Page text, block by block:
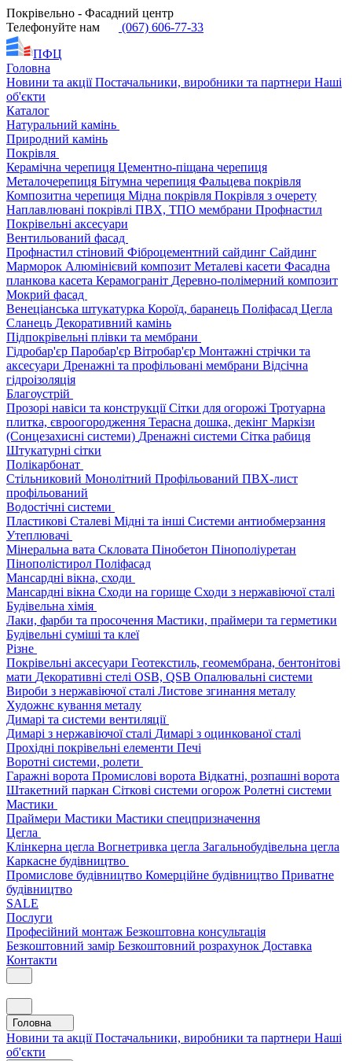
Покрівельно - Фасадний центр
Телефонуйте нам
(067) 606-77-33
ПФЦ
Головна
Новини та акціїПостачальники, виробники та партнери Наші
об'єкти
Каталог
Натуральний камінь
Природний камінь
Покрівля
Керамічна черепиця Цементно-піщана черепиця
Металочерепиця Бітумна черепиця Фальцева покрівля
Композитна черепиця Мідна покрівля Покрівля з очерету
Наплавлювані покрівлі ПВХ, ТПО мембрани Профнастил
Покрівельні аксесуари
Вентильований фасад
Профнастил стіновий Фіброцементний сайдинг Сайдинг
Марморок Алюмінієвий композит Металеві касети Фасадна
планкова касета Керамограніт Деревно-полімерний композит
Мокрий фасад
Венеціанська штукатурка Короїд, баранець Поліфасад Цегла
Сланець Декоративний камінь
Підпокрівельні плівки та мембрани
Гідробар'єр Паробар'єр Вітробар'єр Монтажні стрічки та
аксесуари Дренажні та профільовані мембрани Відсічна
гідроізоляція
Благоустрій
Прозорі навіси та конструкціїСітки для огорожі Тротуарна
плитка, євроогородження Терасна дошка, декінг Маркізи
(Сонцезахисні системи) Дренажні системи Сітка рабиця
Штукатурні сітки
Полікарбонат
Стільниковий Монолітний Профільований ПВХ-лист
профільований
Водостічні системи
Пластикові Сталеві Мідні та інші Системи антиобмерзання
Утеплювачі
Мінеральна вата Скловата Пінобетон Пінополіуретан
Пінополістирол Поліфасад
Мансардні вікна, сходи
Мансардні вікна Сходи на горище Сходи з нержавіючої сталі
Будівельна хімія
Лаки, фарби та просочення Мастики, праймери та герметики
Будівельні суміші та клеї
Різне
Покрівельні аксесуари Геотекстиль, геомембрана, бентонітові
мати Декоративні стелі OSB, QSB Опалювальні системи
Вироби з нержавіючої сталі Листове згинання металу
Художнє кування металу
Димарі та системи вентиляції
Димарі з нержавіючої сталі Димарі з оцинкованої сталі
Прохідні покрівельні елементи Печі
Воротні системи, ролети
Гаражні ворота Промислові ворота Відкатні, розпашні ворота
Штакетний паркан Сіткові системи огорож Ролетні системи
Мастики
Праймери Мастики Мастики спецпризначення
Цегла
Клінкерна цегла Вогнетривка цегла Загальнобудівельна цегла
Каркасне будівництво
Промислове будівництво Комерційне будівництво Приватне
будівництво
SALE
Послуги
Професійний монтаж Безкоштовна консультація
Безкоштовний замір Безкоштовний розрахунок Доставка
Контакти
Головна
Новини та акціїПостачальники, виробники та партнери Наші
об'єкти